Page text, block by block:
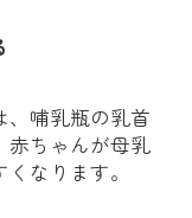
、哺乳瓶の乳首
赤ちゃんが母乳
なります。